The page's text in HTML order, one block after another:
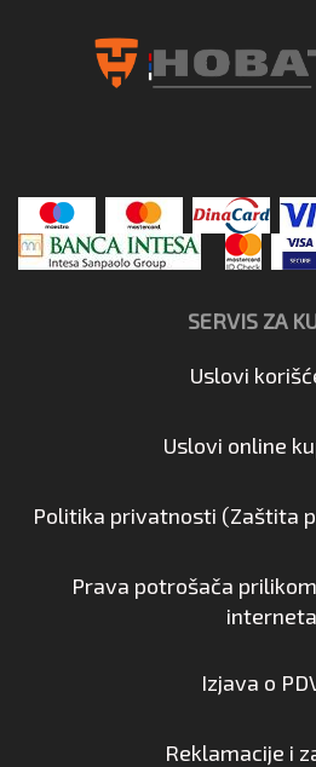
SERVIS ZA
Uslovi
Uslovi online
Politika privatnosti (Zaštita
Prava potrošača
interneta
Izjava o
Reklamacije i